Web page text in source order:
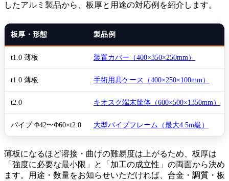
したアルミ製品から、板厚と用途の対応例を紹介します。
板厚・形態 製品例
t1.0 薄板 装置カバー（400×350×250mm）
t1.0 薄板 手術用具ケース（400×250×100mm）
t2.0 キオスク端末筐体（600×500×1350mm）
パイプ Φ42〜Φ60×t2.0 大型パイプフレーム（最大4.5m級）
薄板になるほど溶接・曲げの難易度は上がるため、板厚は
「強度に必要な最小限」と「加工の成立性」の両面から決め
ます。用途・数量をお知らせいただければ、合金・調質・板